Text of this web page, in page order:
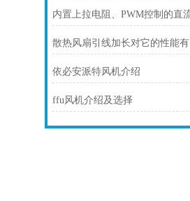
依必安派特风机介绍
ffu风机介绍及选择